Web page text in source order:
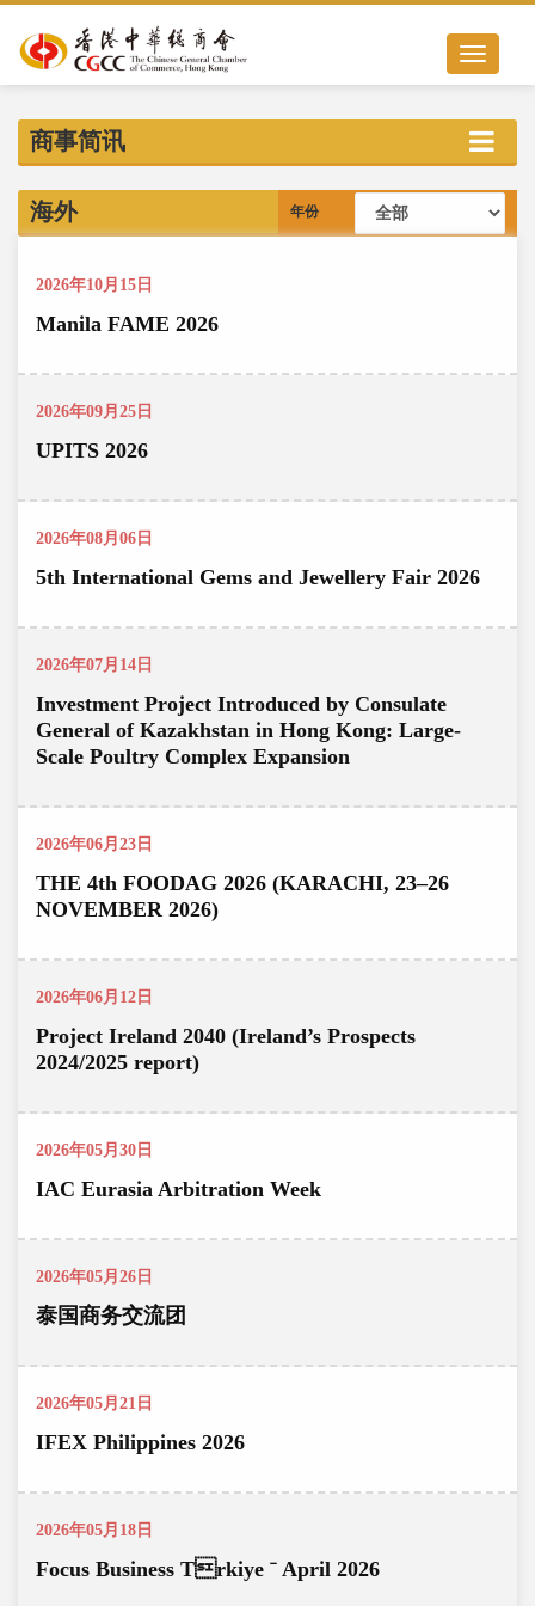
Toggle
商事简讯
海外 年份
2026年10月15日
Manila FAME 2026
2026年09月25日
UPITS 2026
2026年08月06日
5th International Gems and Jewellery Fair 2026
2026年07月14日
Investment Project Introduced by Consulate
General of Kazakhstan in Hong Kong: Large-
Scale Poultry Complex Expansion
2026年06月23日
THE 4th FOODAG 2026 (KARACHI, 23–26
NOVEMBER 2026)
2026年06月12日
Project Ireland 2040 (Ireland’s Prospects
2024/2025 report)
2026年05月30日
IAC Eurasia Arbitration Week
2026年05月26日
泰国商务交流团
2026年05月21日
IFEX Philippines 2026
2026年05月18日
Focus Business Trkiye ˉ April 2026